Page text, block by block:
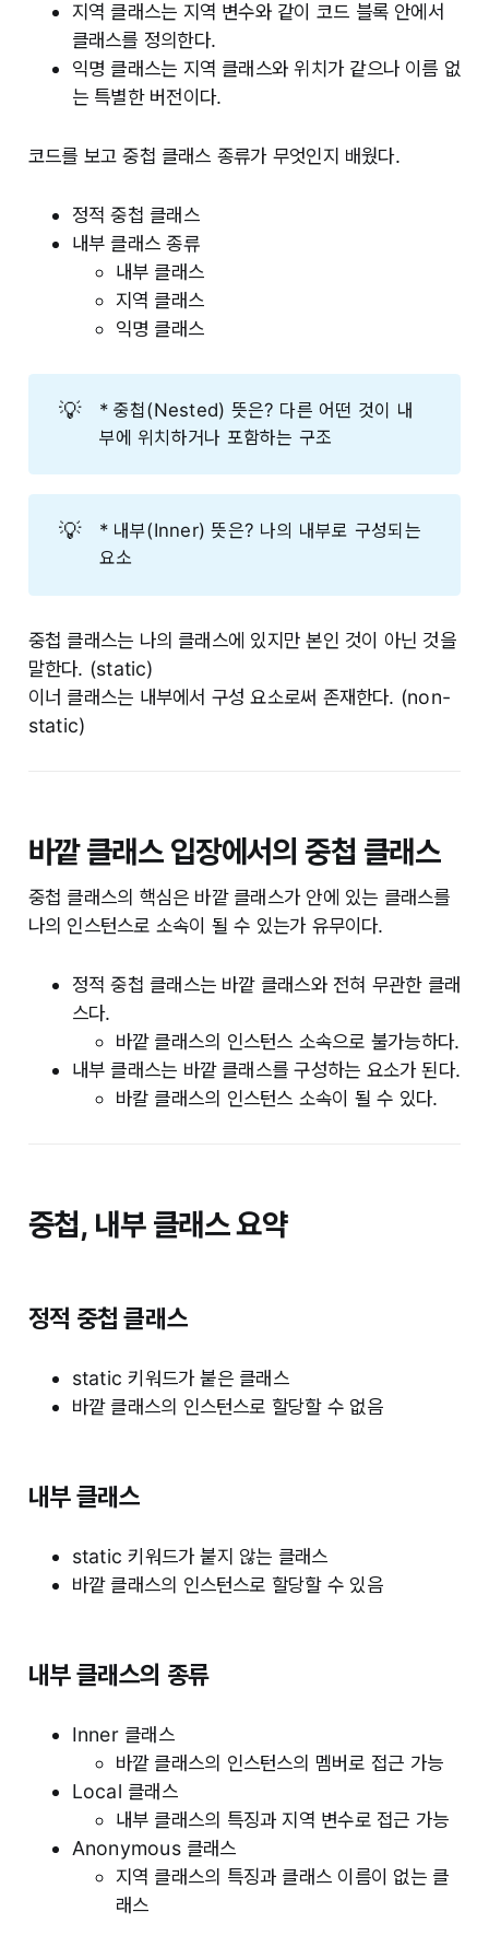
지역 클래스는 지역 변수와 같이 코드 블록 안에서
클래스를 정의한다.
익명 클래스는 지역 클래스와 위치가 같으나 이름 없
는 특별한 버전이다.
코드를 보고 중첩 클래스 종류가 무엇인지 배웠다.
정적 중첩 클래스
내부 클래스 종류
내부 클래스
지역 클래스
익명 클래스
💡
* 중첩(Nested) 뜻은? 다른 어떤 것이 내
부에 위치하거나 포함하는 구조
💡
* 내부(Inner) 뜻은? 나의 내부로 구성되는
요소
중첩 클래스는 나의 클래스에 있지만 본인 것이 아닌 것을
말한다. (static)
이너 클래스는 내부에서 구성 요소로써 존재한다. (non-
static)
바깥 클래스 입장에서의 중첩 클래스
중첩 클래스의 핵심은 바깥 클래스가 안에 있는 클래스를
나의 인스턴스로 소속이 될 수 있는가 유무이다.
정적 중첩 클래스는 바깥 클래스와 전혀 무관한 클래
스다.
바깥 클래스의 인스턴스 소속으로 불가능하다.
내부 클래스는 바깥 클래스를 구성하는 요소가 된다.
바칼 클래스의 인스턴스 소속이 될 수 있다.
중첩, 내부 클래스 요약
정적 중첩 클래스
static 키워드가 붙은 클래스
바깥 클래스의 인스턴스로 할당할 수 없음
내부 클래스
static 키워드가 붙지 않는 클래스
바깥 클래스의 인스턴스로 할당할 수 있음
내부 클래스의 종류
Inner 클래스
바깥 클래스의 인스턴스의 멤버로 접근 가능
Local 클래스
내부 클래스의 특징과 지역 변수로 접근 가능
Anonymous 클래스
지역 클래스의 특징과 클래스 이름이 없는 클
래스